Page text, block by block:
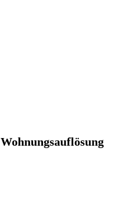
Wohnungsauflösung